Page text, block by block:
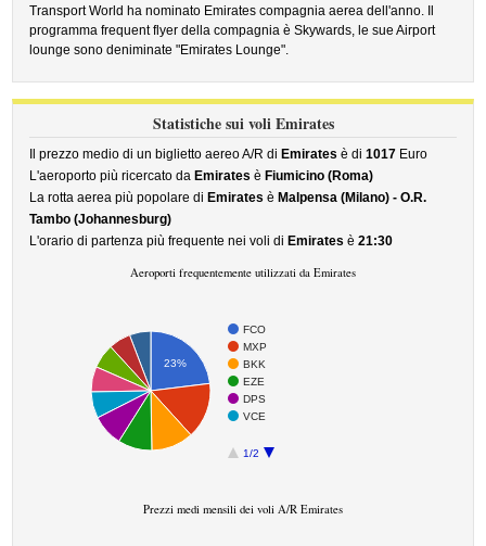
Transport World ha nominato Emirates compagnia aerea dell'anno. Il
programma frequent flyer della compagnia è Skywards, le sue Airport
lounge sono deniminate "Emirates Lounge".
Statistiche sui voli Emirates
Il prezzo medio di un biglietto aereo A/R di Emirates è di1017 Euro
L'aeroporto più ricercato da Emirates è Fiumicino (Roma)
La rotta aerea più popolare di Emirates è Malpensa (Milano) - O.R.
Tambo (Johannesburg)
L'orario di partenza più frequente nei voli di Emirates è21:30
Aeroporti frequentemente utilizzati da Emirates
FCO
MXP
BKK
EZE
DPS
VCE
1/2
23%
Prezzi medi mensili dei voli A/R Emirates